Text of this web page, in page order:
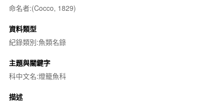
命名者:(Cocco, 1829)
資料類型
紀錄類別:魚類名錄
主題與關鍵字
科中文名:燈籠魚科
描述